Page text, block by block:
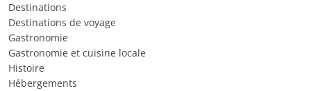
Destinations
Destinations de voyage
Gastronomie
Gastronomie et cuisine locale
Histoire
Hébergements